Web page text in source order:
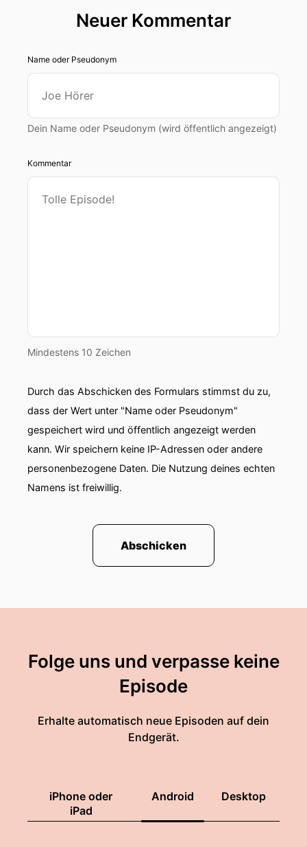
Neuer Kommentar
Name oder Pseudonym
Dein Name oder Pseudonym (wird öffentlich angezeigt)
Kommentar
Mindestens 10 Zeichen
Durch das Abschicken des Formulars stimmst du zu,
dass der Wert unter "Name oder Pseudonym"
gespeichert wird und öffentlich angezeigt werden
kann. Wir speichern keine IP-Adressen oder andere
personenbezogene Daten. Die Nutzung deines echten
Namens ist freiwillig.
Abschicken
Folge uns und verpasse keine
Episode
Erhalte automatisch neue Episoden auf dein
Endgerät.
iPhone oder
iPad
Android Desktop